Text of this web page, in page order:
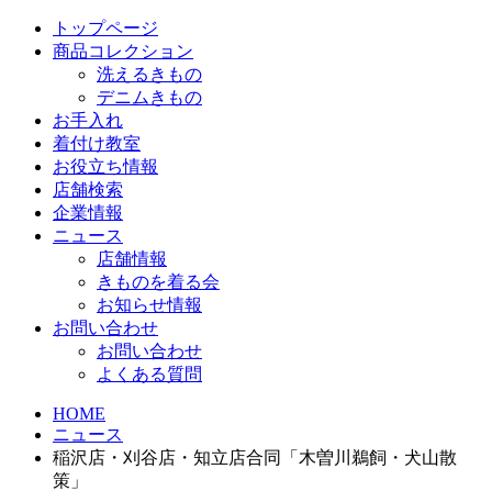
トップページ
商品コレクション
洗えるきもの
デニムきもの
お手入れ
着付け教室
お役立ち情報
店舗検索
企業情報
ニュース
店舗情報
きものを着る会
お知らせ情報
お問い合わせ
お問い合わせ
よくある質問
HOME
ニュース
稲沢店・刈谷店・知立店合同「木曽川鵜飼・犬山散
策」